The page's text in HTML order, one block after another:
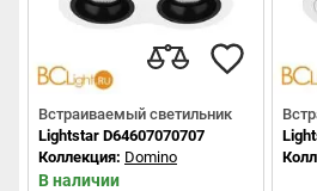
Встраиваемый светильник
Lightstar D64607070707
Коллекция: Domino
В наличии